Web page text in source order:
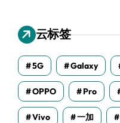
云标签
5G Galaxy
OPPO Pro
Vivo 一加